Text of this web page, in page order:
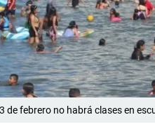
de febrero no habrá clases en